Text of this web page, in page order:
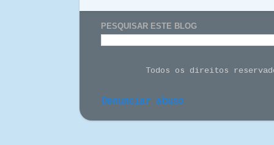
PESQUISAR ESTE BLOG
Todos os direitos
Denunciar abuso